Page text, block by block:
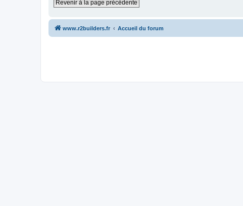
Revenir à la page précédente
www.r2builders.fr Accueil du forum